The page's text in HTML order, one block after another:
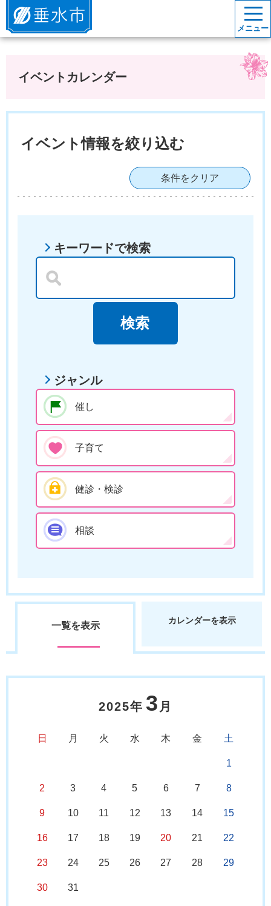
垂水市
メニュー
イベントカレンダー
イベント情報を絞り込む
条件をクリア
キーワードで検索
ジャンル
催し
子育て
健診・検診
相談
一覧を表示 カレンダーを表示
2025年 3 月
日 月 火 水 木 金 土
1
2 3 4 5 6 7 8
9 10 11 12 13 14 15
16 17 18 19 20 21 22
23 24 25 26 27 28 29
30 31